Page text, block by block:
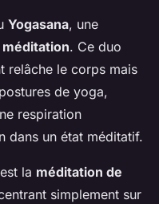
Yogasana, une
. Ce duo
relâche le corps mais
de yoga,
respiration
dans un état méditatif.
la méditation de
simplement sur